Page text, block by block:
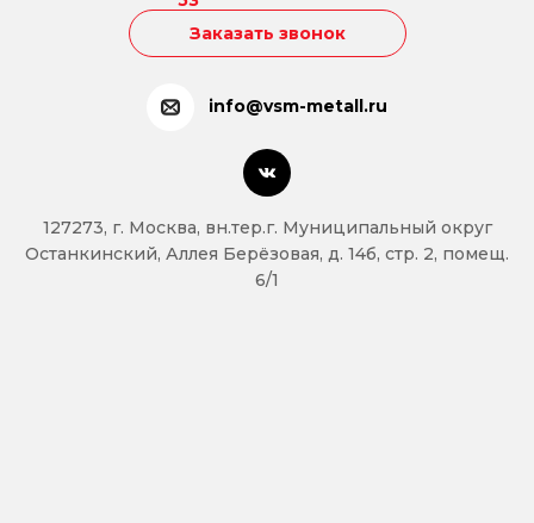
Заказать звонок
info@vsm-metall.ru
127273, г. Москва, вн.тер.г. Муниципальный округ
Останкинский, Аллея Берёзовая, д. 14б, стр. 2, помещ.
6/1